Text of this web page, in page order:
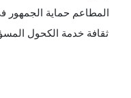
المطاعم حماية الجمهور
ثقافة خدمة الكحول